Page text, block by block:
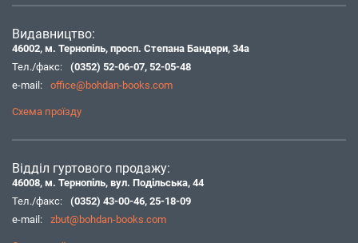
Видавництво:
46002, м. Тернопіль, просп. Степана Бандери, 34а
Тел./факс:
(0352) 52-06-07, 52-05-48
e-mail:
office@bohdan-books.com
Схема проїзду
Відділ гуртового продажу:
46008, м. Тернопіль, вул. Подільська, 44
Тел./факс:
(0352) 43-00-46, 25-18-09
e-mail:
zbut@bohdan-books.com